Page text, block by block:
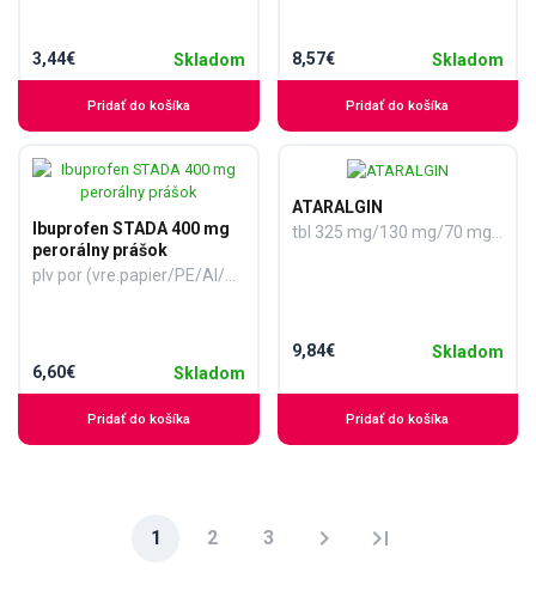
3,44€ Skladom
Pridať do košíka
8,57€ Skladom
Pridať do košíka
Ibuprofen STADA 400 mg
perorálny prášok
6,60€ Skladom
Pridať do košíka
ATARALGIN
9,84€ Skladom
Pridať do košíka
1 2 3 chevron_right last_page